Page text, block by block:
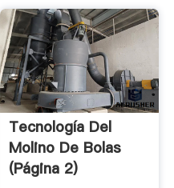
Tecnología Del
Molino De Bolas
(página 2)